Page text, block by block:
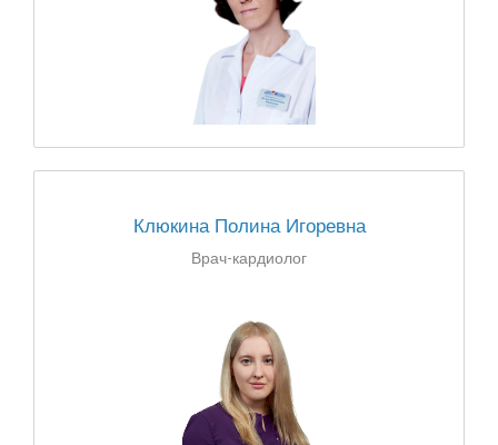
Клюкина Полина Игоревна
Врач-кардиолог